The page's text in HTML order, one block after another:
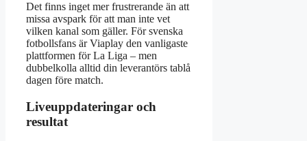
Det finns inget mer frustrerande än att
missa avspark för att man inte vet
vilken kanal som gäller. För svenska
fotbollsfans är Viaplay den vanligaste
plattformen för La Liga – men
dubbelkolla alltid din leverantörs tablå
dagen före match.
Liveuppdateringar och
resultat